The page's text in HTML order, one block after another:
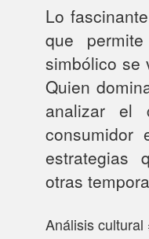
Lo
que
simbólico se
Quien
analizar el
consumidor
estrategias
otras
Análisis